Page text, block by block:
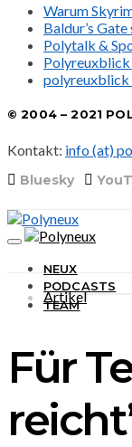
Warum
Baldur’s
Polytalk &
polyreuxblick
© 2004 – 2021
Kontakt: info (at)
Bluesky
NEUX
PODCASTS
TEAM
Artikel
Für